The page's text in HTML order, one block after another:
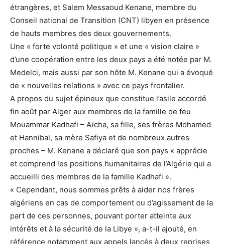
étrangères, et Salem Messaoud Kenane, membre du
Conseil national de Transition (CNT) libyen en présence
de hauts membres des deux gouvernements.
Une « forte volonté politique » et une « vision claire »
d’une coopération entre les deux pays a été notée par M.
Medelci, mais aussi par son hôte M. Kenane qui a évoqué
de « nouvelles relations » avec ce pays frontalier.
A propos du sujet épineux que constitue l’asile accordé
fin août par Alger aux membres de la famille de feu
Mouammar Kadhafi – Aïcha, sa fille, ses frères Mohamed
et Hannibal, sa mère Safiya et de nombreux autres
proches – M. Kenane a déclaré que son pays « apprécie
et comprend les positions humanitaires de l’Algérie qui a
accueilli des membres de la famille Kadhafi ».
« Cependant, nous sommes prêts à aider nos frères
algériens en cas de comportement ou d’agissement de la
part de ces personnes, pouvant porter atteinte aux
intérêts et à la sécurité de la Libye », a-t-il ajouté, en
référence notamment aux appels lancés à deux reprises